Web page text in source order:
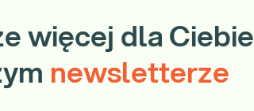
więcej dla Ciebie
newsletterze